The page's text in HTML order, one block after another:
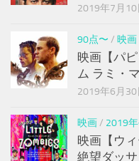
2019年7月10
90点〜 / 映画
映画【パ
ム ラミ・
2019年6月30
映画/ 2019
映画【ウ
絶望ダッ